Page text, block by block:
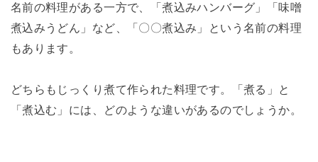
名前の料理がある一方で、「煮込みハンバーグ」「味噌
煮込みうどん」など、「〇〇煮込み」という名前の料理
もあります。
どちらもじっくり煮て作られた料理です。「煮る」と
「煮込む」には、どのような違いがあるのでしょうか。